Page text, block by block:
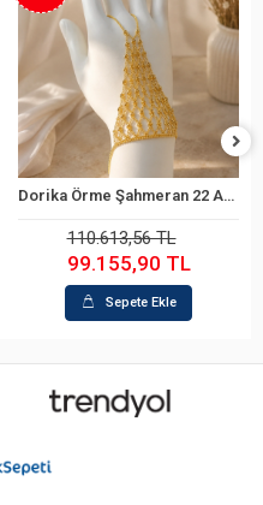
Sepete Ekle
Dorika Örme Şahmeran 22 Ayar Altın Bileklik
110.613,56 TL
99.155,90 TL
Sepete Ekle